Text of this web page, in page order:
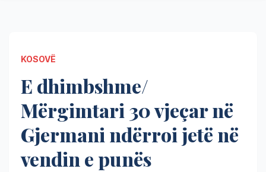
KOSOVË
E dhimbshme/
Mërgimtari 30 vjeçar në
Gjermani ndërroi jetë në
vendin e punës